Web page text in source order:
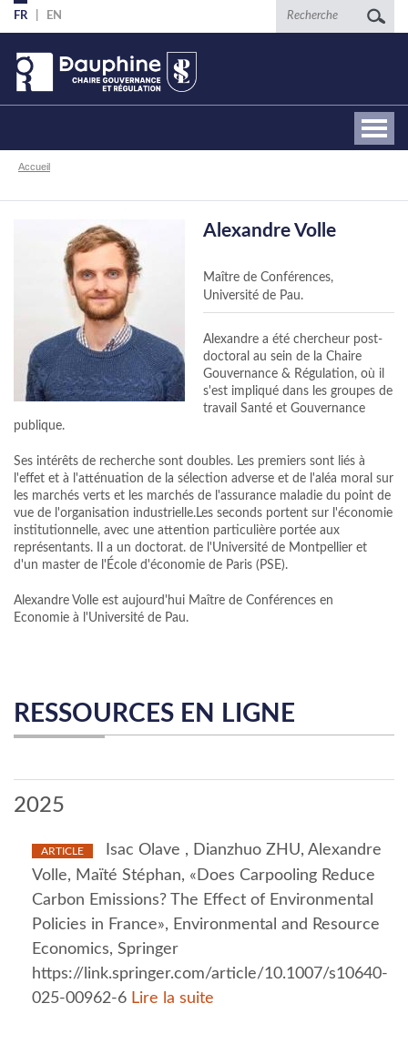
Aller
au
contenu
principal
FR EN Recherche
Fil
Accueil
Alexandre Volle
Maître de Conférences,
Université de Pau.
Alexandre a été chercheur post-
doctoral au sein de la Chaire
Gouvernance & Régulation, où il
s'est impliqué dans les groupes de
travail Santé et Gouvernance
publique.
Ses intérêts de recherche sont doubles. Les premiers sont liés à
l'effet et à l'atténuation de la sélection adverse et de l'aléa moral sur
les marchés verts et les marchés de l'assurance maladie du point de
vue de l'organisation industrielle.Les seconds portent sur l'économie
institutionnelle, avec une attention particulière portée aux
représentants. Il a un doctorat. de l'Université de Montpellier et
d'un master de l'École d'économie de Paris (PSE).
Alexandre Volle est aujourd'hui Maître de Conférences en
Economie à l'Université de Pau.
RESSOURCES EN LIGNE
2025
ARTICLE
Isac Olave , Dianzhuo ZHU, Alexandre
Volle, Maïté Stéphan, «Does Carpooling Reduce
Carbon Emissions? The Effect of Environmental
Policies in France», Environmental and Resource
Economics, Springer
https://link.springer.com/article/10.1007/s10640-
025-00962-6 Lire la suite